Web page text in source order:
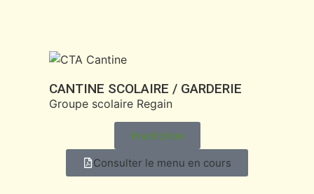
CANTINE SCOLAIRE / GARDERIE
Groupe scolaire Regain
Inscription
Consulter le menu en cours